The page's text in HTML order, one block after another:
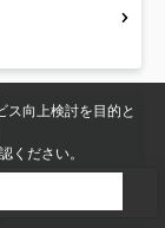
ス向上検討を目的と
ください。